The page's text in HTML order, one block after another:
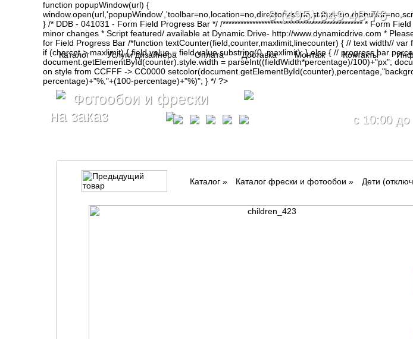
function popupWindow(url) {
} /* DDB - 041031 - Form Field Progress Bar */ /*********************************************** * Form
minor changes * Script featured/ available at Dynamic Drive- http://www.dynamicdrive.com *
for Field Progress Bar /*function textCounter(field,counter,maxlimit,linecounter) { // text width//
if (charcnt > maxlimit) { field.value = field.value.substring(0, maxlimit); } else { // progress bar
document.getElementById(counter).style.width = parseInt((fieldWidth*percentage)/100)+"px";
on style from CCFFF -> CC0000
percentage)+"%,"+(100-percentage)+"%)"; } */ ?>
Фотообои и фрески
на заказ
8 (495) 649-48-76
c 10:00 до
Каталог Услуги дизайнера Оплата Доставка Монтаж Контакты
Каталог » Каталог фрески и фотообои » Дети